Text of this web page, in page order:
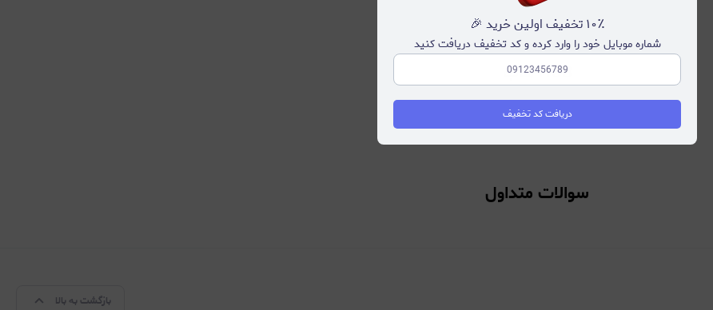
HUB هاب
سوالات متداول
بازگشت به بالا
۱۰٪ تخفیف اولین خرید 🎉
شماره موبایل خود را وارد کرده و کد تخفیف دریافت کنید
دریافت کد تخفیف